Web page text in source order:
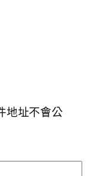
地址不會公